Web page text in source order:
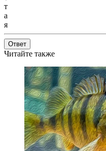
т
а
я
Ответ
Читайте также